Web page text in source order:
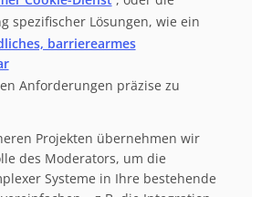
spezifischer Lösungen, wie ein
barrierearmes
Anforderungen präzise zu
Projekten übernehmen wir
des Moderators, um die
Systeme in Ihre bestehende